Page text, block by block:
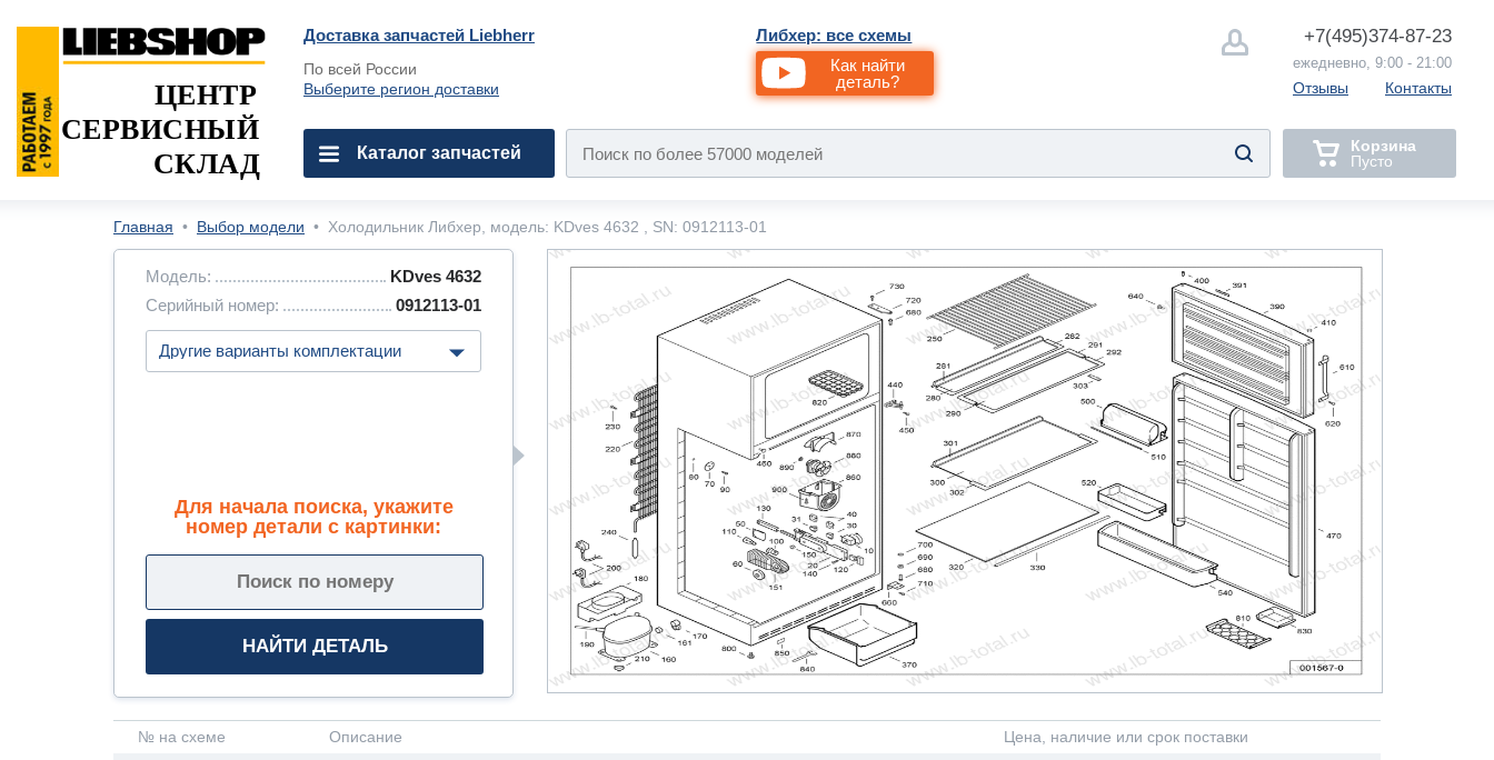
Доставка запчастей Liebherr
По всей России
Выберите регион доставки
Либхер: все схемы
Как найти
деталь?
+7(495)374-87-23
ежедневно, 9:00 - 21:00
Отзывы Контакты
ЦЕНТР
СЕРВИСНЫЙ
СКЛАД
Каталог запчастей
Корзина
Пусто
Главная • Выбор модели • Холодильник Либхер, модель: KDves 4632 , SN: 0912113-01
Модель:
KDves 4632
Серийный номер:
0912113-01
Для начала поиска, укажите
номер детали с картинки:
№ на схеме Описание Цена, наличие или срок поставки